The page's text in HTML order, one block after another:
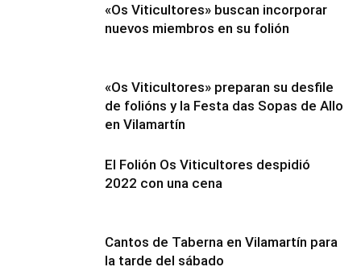
«Os Viticultores» buscan incorporar
nuevos miembros en su folión
«Os Viticultores» preparan su desfile
de folións y la Festa das Sopas de Allo
en Vilamartín
El Folión Os Viticultores despidió
2022 con una cena
Cantos de Taberna en Vilamartín para
la tarde del sábado